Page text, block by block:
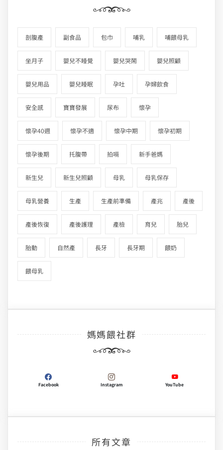
剖腹產 副食品 包巾 哺乳 哺餵母乳
坐月子 嬰兒不睡覺 嬰兒哭鬧 嬰兒照顧
嬰兒用品 嬰兒睡眠 孕吐 孕婦飲食
安全感 寶寶發展 尿布 懷孕
懷孕40週 懷孕不適 懷孕中期 懷孕初期
懷孕後期 托腹帶 拍嗝 新手爸媽
新生兒 新生兒照顧 母乳 母乳保存
母乳營養 生產 生產前準備 產兆 產後
產後恢復 產後護理 產檢 育兒 胎兒
胎動 自然產 長牙 長牙期 餵奶
餵母乳
媽媽餵社群
Facebook Instagram YouTube
所有文章